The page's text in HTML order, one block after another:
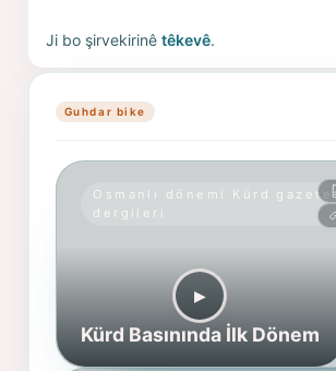
Ji bo şirvekirinêtêkevê.
Guhdar bike
Osmanlı dönemi Kürd
dergileri
▶︎
Kürd Basınında İlk Dönem